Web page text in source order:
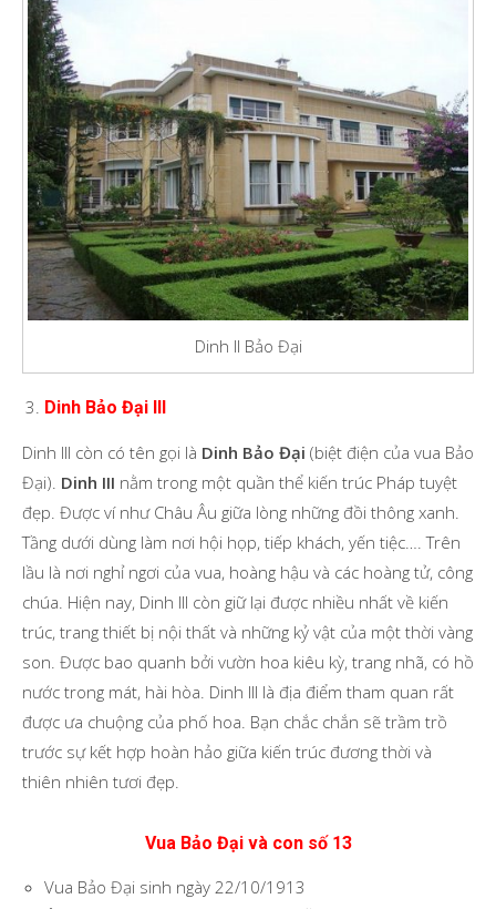
Dinh II Bảo Đại
Dinh Bảo Đại III
Dinh III còn có tên gọi là Dinh Bảo Đại (biệt điện của vua Bảo
Đại). Dinh III nằm trong một quần thể kiến trúc Pháp tuyệt
đẹp. Được ví như Châu Âu giữa lòng những đồi thông xanh.
Tầng dưới dùng làm nơi hội họp, tiếp khách, yến tiệc…. Trên
lầu là nơi nghỉ ngơi của vua, hoàng hậu và các hoàng tử, công
chúa. Hiện nay, Dinh III còn giữ lại được nhiều nhất về kiến
trúc, trang thiết bị nội thất và những kỷ vật của một thời vàng
son. Được bao quanh bởi vườn hoa kiêu kỳ, trang nhã, có hồ
nước trong mát, hài hòa. Dinh III là địa điểm tham quan rất
được ưa chuộng của phố hoa. Bạn chắc chắn sẽ trầm trồ
trước sự kết hợp hoàn hảo giữa kiến trúc đương thời và
thiên nhiên tươi đẹp.
Vua Bảo Đại và con số 13
Vua Bảo Đại sinh ngày 22/10/1913